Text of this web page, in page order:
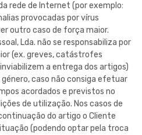
rede de Internet (por exemplo:
provocadas por vírus
outro caso de força maior.
Lda. não se responsabiliza por
(ex. greves, catástrofes
a entrega dos artigos)
caso não consiga efetuar
acordados e previstos no
de utilização. Nos casos de
do artigo o Cliente
(podendo optar pela troca